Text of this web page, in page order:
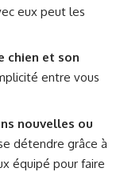
eux peut les
chien et son
entre vous
nouvelles ou
détendre grâce à
équipé pour faire